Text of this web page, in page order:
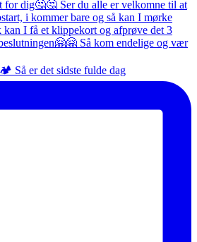
er det sidste fulde dag